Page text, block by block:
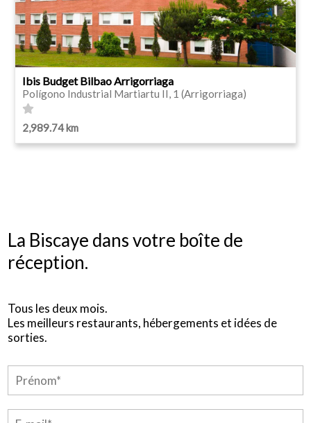
Ibis Budget Bilbao Arrigorriaga
Polígono Industrial Martiartu II, 1 (Arrigorriaga)
2,989.74 km
La Biscaye dans votre boîte de
réception.
Tous les deux mois.
Les meilleurs restaurants, hébergements et idées de
sorties.